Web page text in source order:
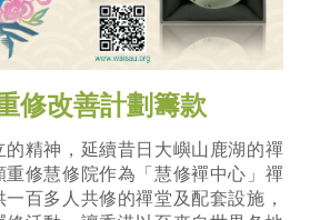
修改善計劃籌款
的精神，延續昔日大嶼山鹿湖的禪
重修慧修院作為「慧修襌中心」禪
百多人共修的禪堂及配套設施，